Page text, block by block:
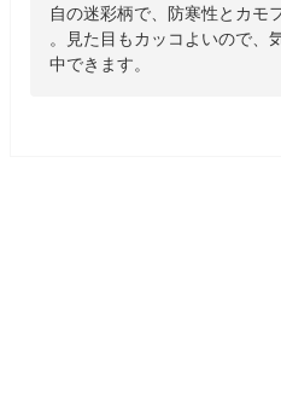
自の迷彩柄で、防寒性とカモ
。見た目もカッコよいので、
中できます。